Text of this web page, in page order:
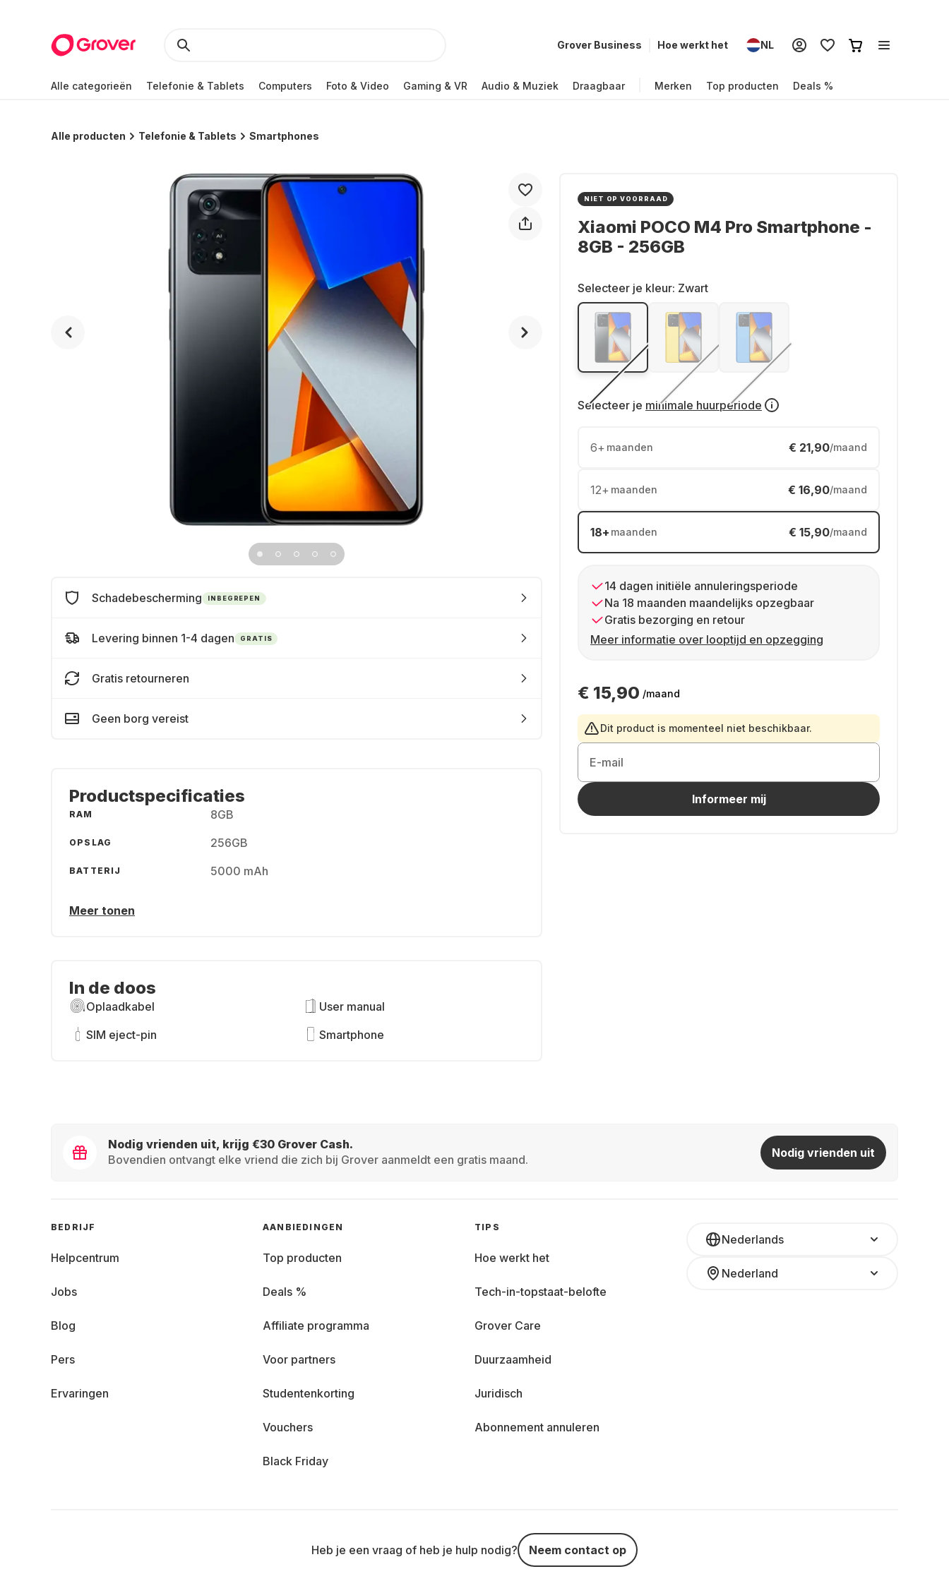
Grover Business Hoe werkt het NL
Alle categorieën Telefonie & Tablets Computers Foto & Video Gaming & VR Audio & Muziek Draagbaar Merken Top producten Deals %
Alle producten Telefonie & Tablets Smartphones
NIET OP VOORRAAD
Xiaomi POCO M4 Pro Smartphone -
8GB - 256GB
Selecteer je kleur: Zwart
Selecteer je minimale huurperiode
6+ maanden € 21,90/maand
12+ maanden € 16,90/maand
18+ maanden € 15,90/maand
14 dagen initiële annuleringsperiode
Na 18 maanden maandelijks opzegbaar
Gratis bezorging en retour
Meer informatie over looptijd en opzegging
€ 15,90 /maand
Dit product is momenteel niet beschikbaar.
E-mail
Informeer mij
Schadebescherming INBEGREPEN
Levering binnen 1-4 dagen GRATIS
Gratis retourneren
Geen borg vereist
Productspecificaties
RAM 8GB
OPSLAG 256GB
BATTERIJ 5000 mAh
Meer tonen
In de doos
Oplaadkabel
User manual
SIM eject-pin
Smartphone
Nodig vrienden uit, krijg €30 Grover Cash.
Bovendien ontvangt elke vriend die zich bij Grover aanmeldt een gratis maand.
Nodig vrienden uit
Nederlands
Nederland
BEDRIJF
Helpcentrum
Jobs
Blog
Pers
Ervaringen
AANBIEDINGEN
Top producten
Deals %
Affiliate programma
Voor partners
Studentenkorting
Vouchers
Black Friday
TIPS
Hoe werkt het
Tech-in-topstaat-belofte
Grover Care
Duurzaamheid
Juridisch
Abonnement annuleren
Heb je een vraag of heb je hulp nodig? Neem contact op